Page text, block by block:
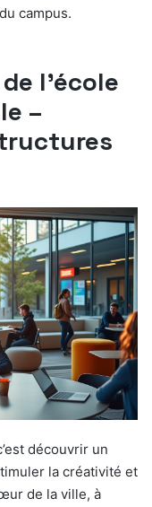
campus.
l’école
–
découvrir un
la créativité et
de la ville, à